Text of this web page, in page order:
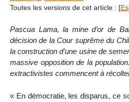
Toutes les versions de cet article : [
Pascua Lama, la mine d’or de
décision de la Cour suprême du
la construction d’une usine de
massive opposition de la
extractivistes commencent à
« En démocratie, les disparus, ce